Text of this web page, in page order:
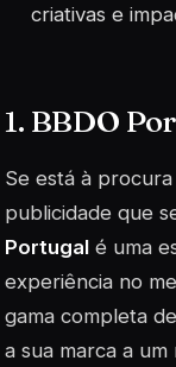
criativas e
1. BBDO
Se está à
publicidade que
Portugal é uma
experiência no
gama completa
a sua marca a